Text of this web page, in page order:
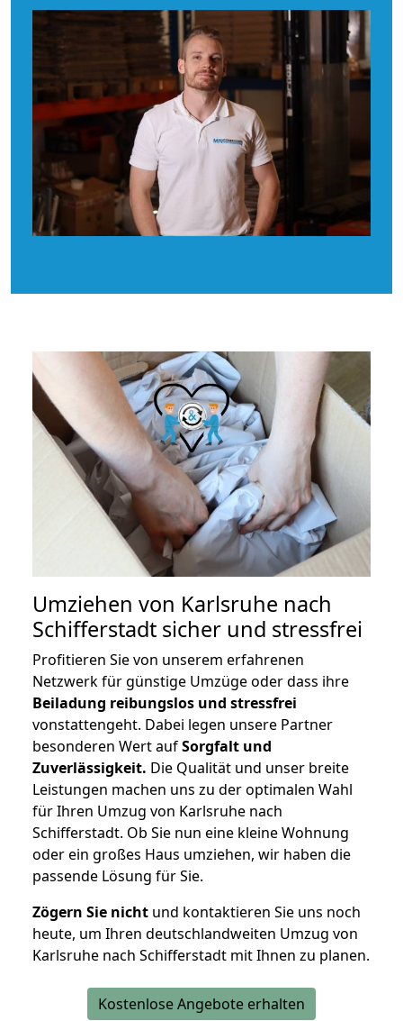
Umziehen von Karlsruhe nach
Schifferstadt sicher und stressfrei
Profitieren Sie von unserem erfahrenen
Netzwerk für günstige Umzüge oder dass ihre
Beiladung reibungslos und stressfrei
vonstattengeht. Dabei legen unsere Partner
besonderen Wert aufSorgfalt und
Zuverlässigkeit. Die Qualität und unser breite
Leistungen machen uns zu der optimalen Wahl
für Ihren Umzug von Karlsruhe nach
Schifferstadt. Ob Sie nun eine kleine Wohnung
oder ein großes Haus umziehen, wir haben die
passende Lösung für Sie.
Zögern Sie nicht und kontaktieren Sie uns noch
heute, um Ihren deutschlandweiten Umzug von
Karlsruhe nach Schifferstadt mit Ihnen zu planen.
Kostenlose Angebote erhalten